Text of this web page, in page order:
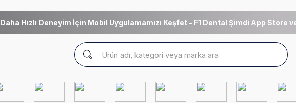
Daha Hızlı Deneyim İçin Mobil Uygulamamızı Keşfet - F1 Dental Şimdi App Store